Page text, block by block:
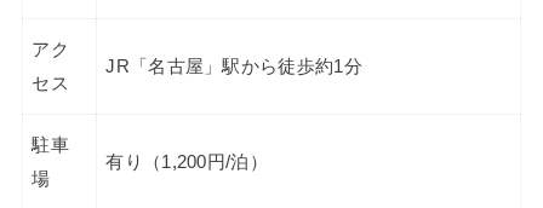
アク
セス
JR「名古屋」駅から徒歩約1分
駐車
場
有り（1,200円/泊）